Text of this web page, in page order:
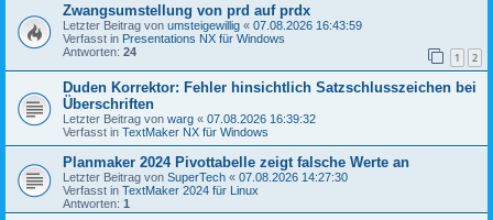
Zwangsumstellung von prd auf prdx
Letzter Beitrag von umsteigewillig « 07.08.2026 16:43:59
Verfasst in Presentations NX für Windows
Antworten: 24 1 2
Duden Korrektor: Fehler hinsichtlich Satzschlusszeichen bei
Überschriften
Letzter Beitrag von warg « 07.08.2026 16:39:32
Verfasst in TextMaker NX für Windows
Planmaker 2024 Pivottabelle zeigt falsche Werte an
Letzter Beitrag von SuperTech « 07.08.2026 14:27:30
Verfasst in TextMaker 2024 für Linux
Antworten: 1